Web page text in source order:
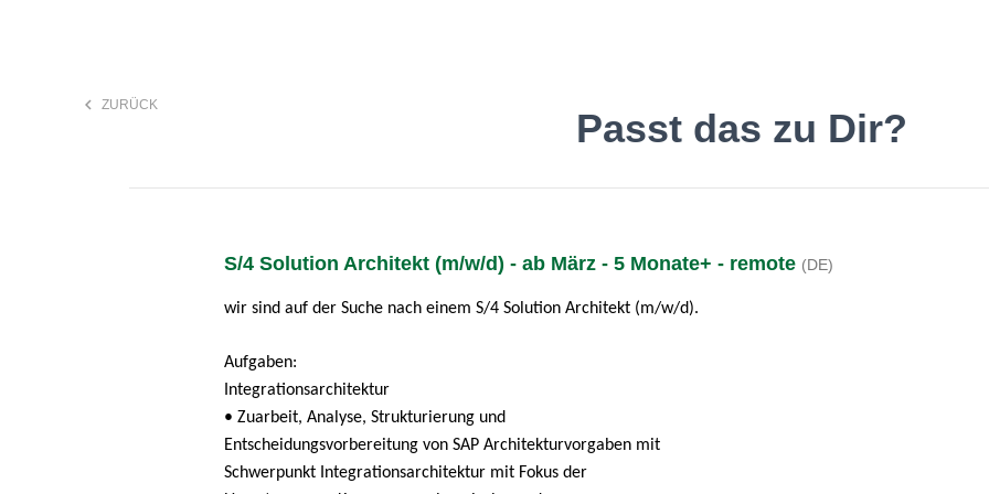
Finde den Job, der Dir
keyboard_arrow_left ZURÜCK
Passt das zu Dir?
S/4 Solution Architekt (m/w/d) - ab März - 5 Monate+ - remote (DE)
wir sind auf der Suche nach einem S/4 Solution Architekt (m/w/d).
Aufgaben:
Integrationsarchitektur
• Zuarbeit, Analyse, Strukturierung und
Entscheidungsvorbereitung von SAP Architekturvorgaben mit
Schwerpunkt Integrationsarchitektur mit Fokus der